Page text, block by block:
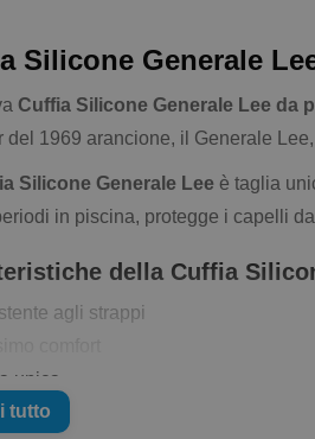
Silicone Generale
Cuffia Silicone Generale Lee da
del 1969 arancione, il Generale
Silicone Generale Lee è taglia
in piscina, protegge i capelli
della Cuffia
agli strappi
unica
tutto